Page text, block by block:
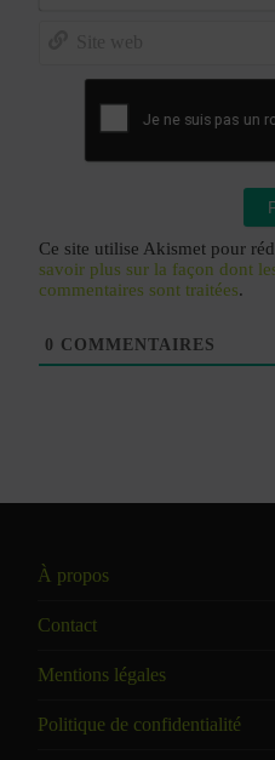
Ce site utilise Akismet pour
savoir plus sur la façon dont
commentaires sont traitées.
0 COMMENTAIRES
À propos
Contact
Mentions légales
Politique de confidentialité